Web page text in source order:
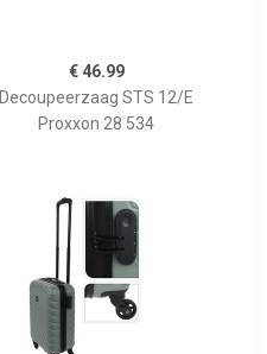
€ 46.99
Decoupeerzaag STS 12/E
Proxxon 28 534